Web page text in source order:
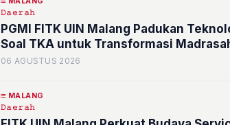
𝙳𝚊𝚎𝚛𝚊𝚑
PGMI FITK UIN Malang Padukan
Soal TKA untuk Transformasi
06 AGUSTUS 2026
MALANG
𝙳𝚊𝚎𝚛𝚊𝚑